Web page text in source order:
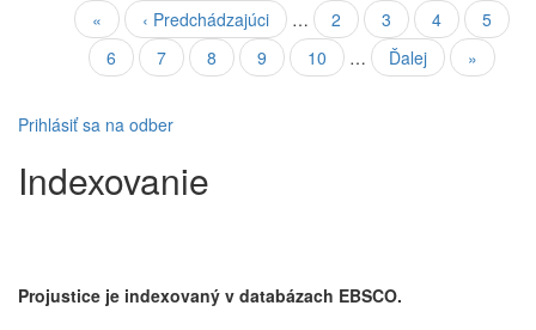
Stránkovanie
Prvá
strana
«
Predchádzajúca
strana
‹ Predchádzajúci … Strana
2 Strana
3 Strana
4 Strana
5
Aktuálna
stránka
6 Strana
7 Strana
8 Strana
9 Strana
10 …
Ďalšia
strana
Ďalej
strana
»
Prihlásiť sa na odber
Indexovanie
Projustice je indexovaný v databázach EBSCO.